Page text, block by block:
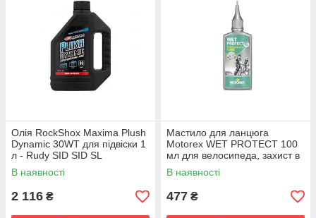
Олія RockShox Maxima Plush
Dynamic 30WT для підвіски 1
л - Rudy SID SID SL
В наявності
2 116 ₴
Мастило для ланцюга
Motorex WET PROTECT 100
мл для велосипеда, захист в
дощ, біомастило
В наявності
477 ₴